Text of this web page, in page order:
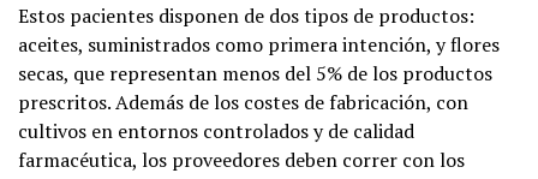
Estos pacientes disponen de dos tipos de productos:
aceites, suministrados como primera intención, y flores
secas, que representan menos del 5% de los productos
prescritos. Además de los costes de fabricación, con
cultivos en entornos controlados y de calidad
farmacéutica, los proveedores deben correr con los